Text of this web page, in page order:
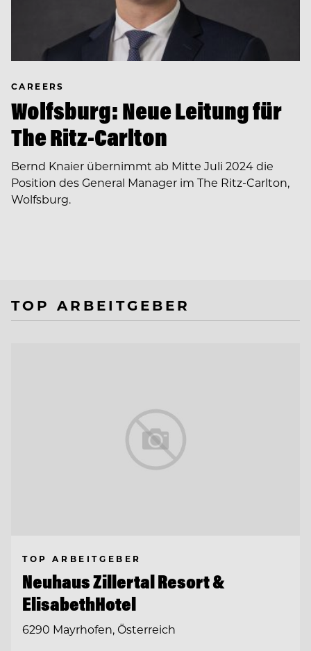
CAREERS
Wolfsburg: Neue Leitung für
The Ritz-Carlton
Bernd Knaier übernimmt ab Mitte Juli 2024 die
Position des General Manager im The Ritz-Carlton,
Wolfsburg.
TOP ARBEITGEBER
TOP ARBEITGEBER
Neuhaus Zillertal Resort &
ElisabethHotel
6290 Mayrhofen, Österreich